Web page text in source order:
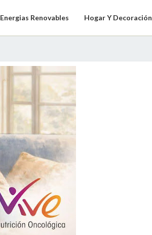
Energias Renovables Hogar Y Decoración